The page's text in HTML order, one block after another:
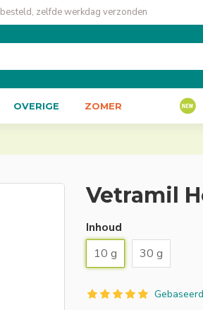
besteld, zelfde werkdag verzonden
OVERIGE ZOMER
Inhoud
10 g
30 g
Vetramil